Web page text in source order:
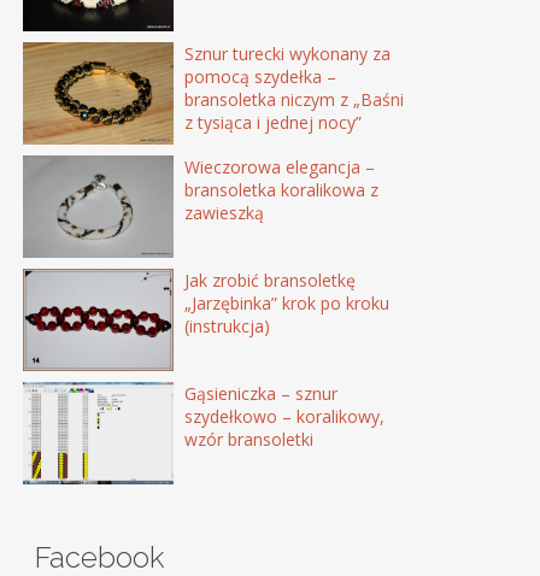
Sznur turecki wykonany za
pomocą szydełka –
bransoletka niczym z „Baśni
z tysiąca i jednej nocy”
Wieczorowa elegancja –
bransoletka koralikowa z
zawieszką
Jak zrobić bransoletkę
„Jarzębinka” krok po kroku
(instrukcja)
Gąsieniczka – sznur
szydełkowo – koralikowy,
wzór bransoletki
Facebook